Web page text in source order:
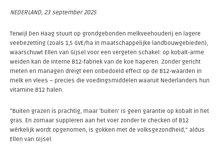
NEDERLAND, 23 september 2025
Terwijl Den Haag stuurt op grondgebonden melkveehouderij en lagere
veebezetting (zoals 1,5 GVE/ha in maatschappelijke landbouwgebieden),
waarschuwt Ellen van Gijsel voor een vergeten schakel: op kobalt-arme
weiden kan de interne B12-fabriek van de koe haperen. Zonder gericht
meten en managen dreigt een onbedoeld effect op de B12-waarden in
melk en vlees – precies die voedingsmiddelen waaruit Nederlanders hun
vitamine B12 halen.
“Buiten grazen is prachtig, maar ‘buiten’ is geen garantie op kobalt in het
gras. En zomaar suppleren aan het voer zonder te checken of B12
wérkelijk wordt opgenomen, is gokken met de volksgezondheid,” aldus
Ellen van Gijsel.